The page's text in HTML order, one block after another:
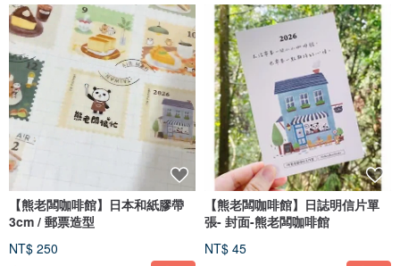
【熊老闆咖啡館】日本和紙膠帶
3cm / 郵票造型
NT$ 250
【熊老闆咖啡館】日誌明信片單
張- 封面-熊老闆咖啡館
NT$ 45